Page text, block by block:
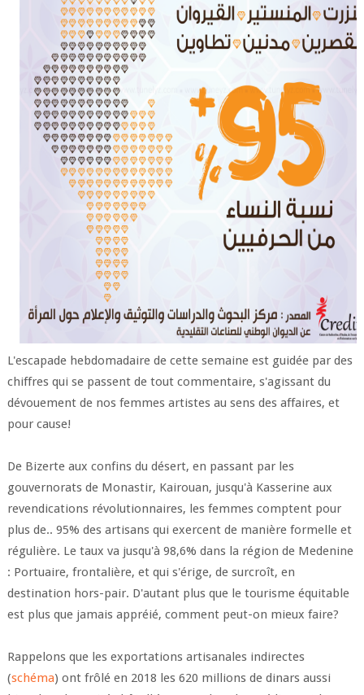
L'escapade hebdomadaire de cette semaine est guidée par des
chiffres qui se passent de tout commentaire, s'agissant du
dévouement de nos femmes artistes au sens des affaires, et
pour cause!
De Bizerte aux confins du désert, en passant par les
gouvernorats de Monastir, Kairouan, jusqu'à Kasserine aux
revendications révolutionnaires, les femmes comptent pour
plus de.. 95% des artisans qui exercent de manière formelle et
régulière. Le taux va jusqu'à 98,6% dans la région de Medenine
: Portuaire, frontalière, et qui s'érige, de surcroît, en
destination hors-pair. D'autant plus que le tourisme équitable
est plus que jamais appréié, comment peut-on mieux faire?
Rappelons que les exportations artisanales indirectes
(schéma) ont frôlé en 2018 les 620 millions de dinars aussi